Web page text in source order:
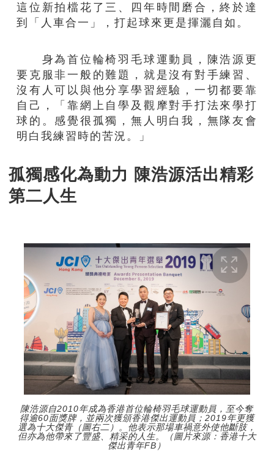
這位新拍檔花了三、四年時間磨合，終於達
到「人車合一」，打起球來更是揮灑自如。
身為首位輪椅羽毛球運動員，陳浩源更
要克服非一般的難題，就是沒有對手練習、
沒有人可以與他分享學習經驗，一切都要靠
自己，「靠網上自學及觀摩對手打法來學打
球的。感覺很孤獨，無人明白我，無隊友會
明白我練習時的苦況。」
孤獨感化為動力 陳浩源活出精彩
第二人生
陳浩源自2010年成為香港首位輪椅羽毛球運動員，至今奪
得逾60面獎牌，並兩次獲頒香港傑出運動員；2019年更獲
選為十大傑青（圖右二）。他表示那場車禍意外使他斷肢，
但亦為他帶來了豐盛、精采的人生。（圖片來源：香港十大
傑出青年FB）